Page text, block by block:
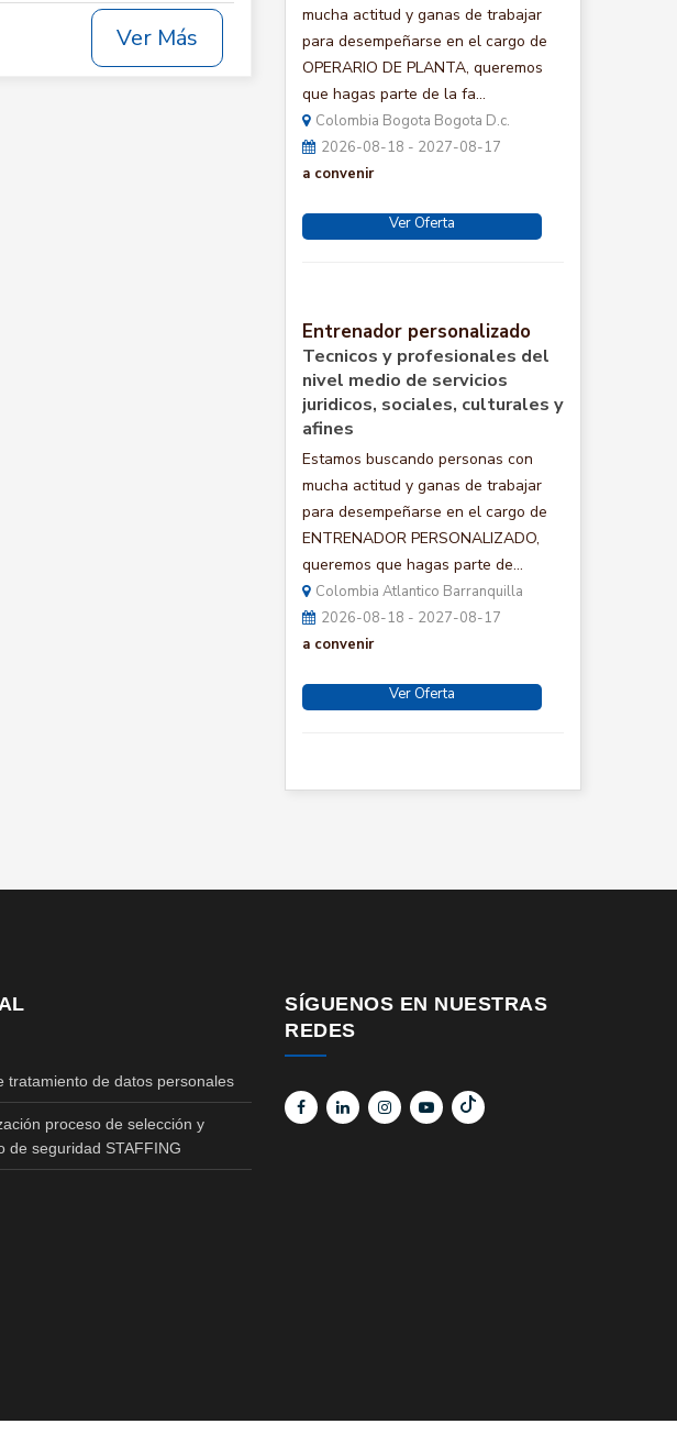
Ver Más
mucha actitud y ganas de trabajar
para desempeñarse en el cargo de
OPERARIO DE PLANTA, queremos
que hagas parte de la fa...
Colombia Bogota Bogota D.c.
2026-08-18 - 2027-08-17
a convenir
Ver Oferta
Entrenador personalizado
Tecnicos y profesionales del
nivel medio de servicios
juridicos, sociales, culturales y
afines
Estamos buscando personas con
mucha actitud y ganas de trabajar
para desempeñarse en el cargo de
ENTRENADOR PERSONALIZADO,
queremos que hagas parte de...
Colombia Atlantico Barranquilla
2026-08-18 - 2027-08-17
a convenir
Ver Oferta
tratamiento de datos personales
proceso de selección y
de seguridad STAFFING
SÍGUENOS EN NUESTRAS
REDES